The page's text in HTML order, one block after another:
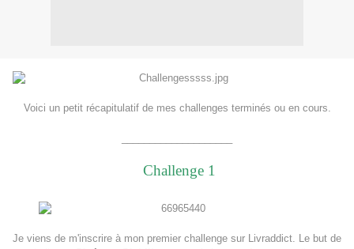
Voici un petit récapitulatif de mes challenges terminés ou en cours.
Challenge 1
Je viens de m'inscrire à mon premier challenge sur Livraddict. Le but de